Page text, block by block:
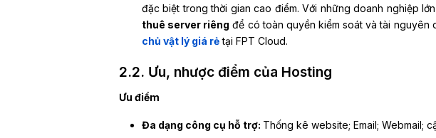
đặc biệt trong thời gian cao điểm. Với những doanh nghiệp
thuê server riêng để có toàn quyền kiểm soát và tài nguyên
chủ vật lý giá rẻtại FPT Cloud.
2.2. Ưu, nhược điểm của Hosting
Ưu điểm
Đa dạng công cụ hỗ trợ: Thống kê website; Email; Webmail;